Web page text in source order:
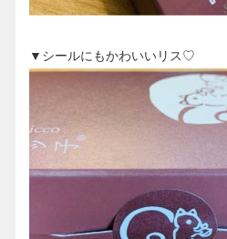
▼シールにもかわいいリス♡